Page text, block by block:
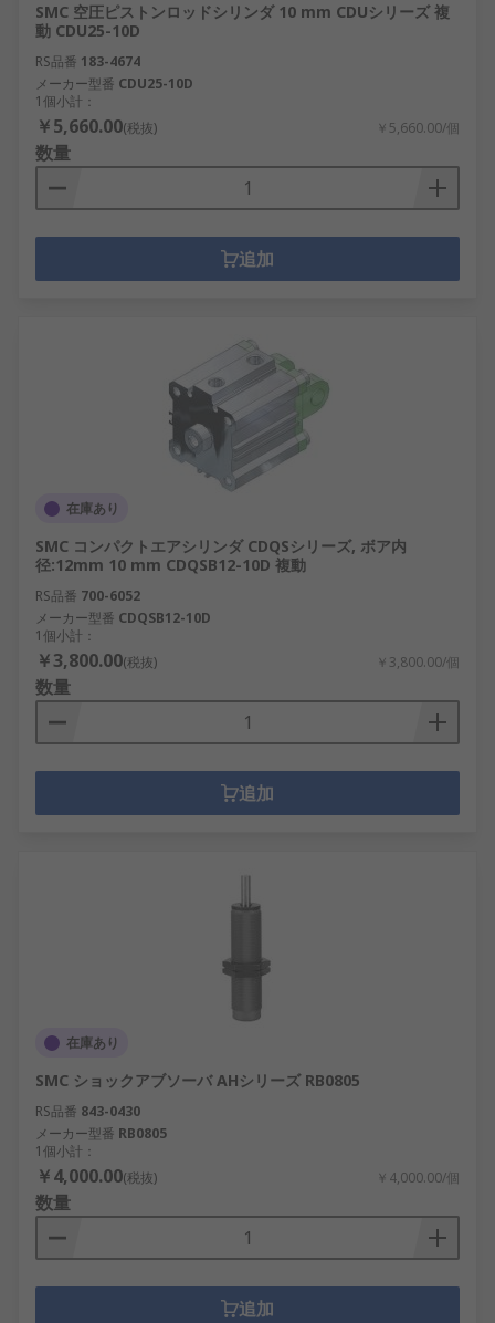
SMC 空圧ピストンロッドシリンダ 10 mm CDUシリーズ 複
動 CDU25-10D
RS品番 183-4674
メーカー型番 CDU25-10D
1個小計：
￥5,660.00(税抜) ￥5,660.00/個
数量
追加
在庫あり
SMC コンパクトエアシリンダ CDQSシリーズ, ボア内
径:12mm 10 mm CDQSB12-10D 複動
RS品番 700-6052
メーカー型番 CDQSB12-10D
1個小計：
￥3,800.00(税抜) ￥3,800.00/個
数量
追加
在庫あり
SMC ショックアブソーバ AHシリーズ RB0805
RS品番 843-0430
メーカー型番 RB0805
1個小計：
￥4,000.00(税抜) ￥4,000.00/個
数量
追加